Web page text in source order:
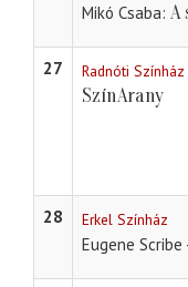
Mikó Csaba A
27 Radnóti Színház
SzínArany
28 Erkel Színház
Eugene Scribe